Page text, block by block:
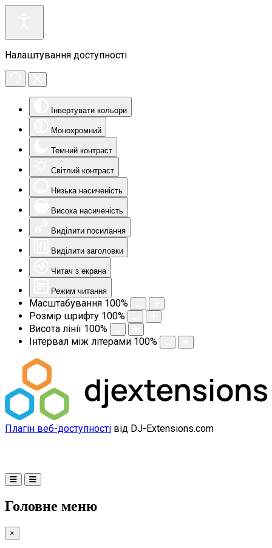
Налаштування доступності
Інвертувати кольори
Монохромний
Темний контраст
Світлий контраст
Низька насиченість
Висока насиченість
Виділити посилання
Виділити заголовки
Читач з екрана
Режим читання
Масштабування 100%
Розмір шрифту 100%
Висота лінії 100%
Інтервал між літерами 100%
Плагін веб-доступності від DJ-Extensions.com
Головне меню
×